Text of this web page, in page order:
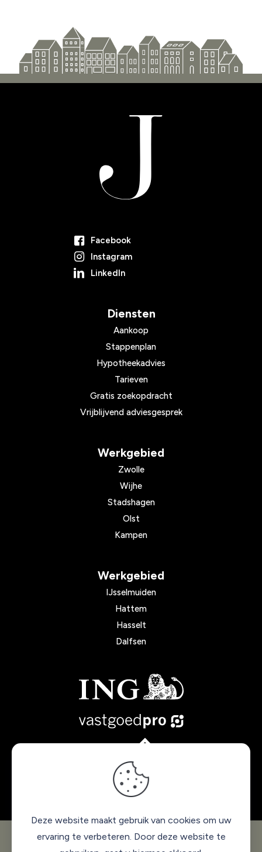
Facebook
Instagram
LinkedIn
Diensten
Aankoop
Stappenplan
Hypotheekadvies
Tarieven
Gratis zoekopdracht
Vrijblijvend adviesgesprek
Werkgebied
Zwolle
Wijhe
Stadshagen
Olst
Kampen
Werkgebied
IJsselmuiden
Hattem
Hasselt
Dalfsen
© 2025 Makelaar Janou. Alle rechten voorbehouden. |
Deze website maakt gebruik van cookies om uw
ervaring te verbeteren. Door deze website te